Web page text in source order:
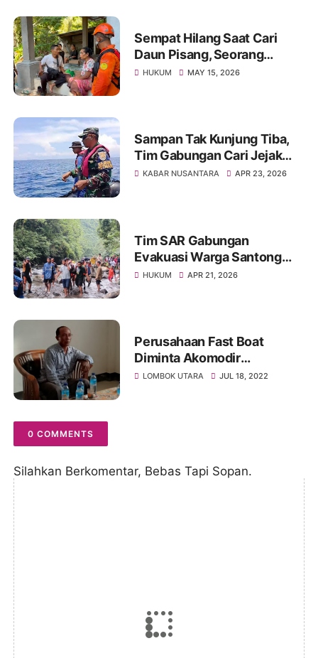
Sempat Hilang Saat Cari
Daun Pisang, Seorang
Wanita Ditemukan Selamat
HUKUM MAY 15, 2026
Sampan Tak Kunjung Tiba,
Tim Gabungan Cari Jejak
Nelayan Hilang
KABAR NUSANTARA APR 23, 2026
Tim SAR Gabungan
Evakuasi Warga Santong
yang Terseret Arus di Air
HUKUM APR 21, 2026
Perusahaan Fast Boat
Diminta Akomodir
Transortasi lokal
LOMBOK UTARA JUL 18, 2022
0 COMMENTS
Silahkan Berkomentar, Bebas Tapi Sopan.